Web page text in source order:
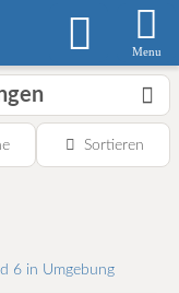
Menu
Sortieren
6 in Umgebung